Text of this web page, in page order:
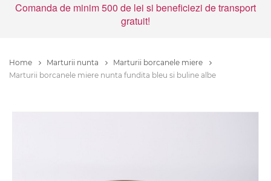
Comanda de minim 500 de lei si beneficiezi de transport
gratuit!
Home Marturii nunta
Marturii borcanele miere
Marturii borcanele miere nunta fundita bleu si buline albe